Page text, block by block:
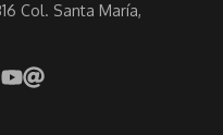
Col. Santa María,